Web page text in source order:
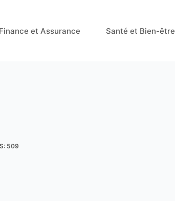
Finance et Assurance Santé et Bien-être
509